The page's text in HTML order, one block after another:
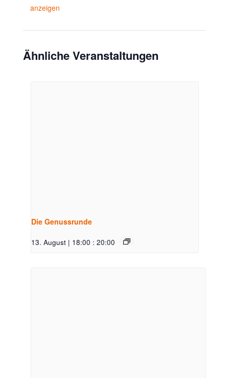
anzeigen
Ähnliche Veranstaltungen
Die Genussrunde
13. August | 18:00 : 20:00